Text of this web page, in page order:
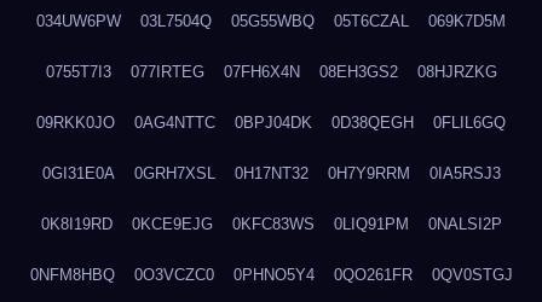
034UW6PW 03L7504Q 05G55WBQ 05T6CZAL 069K7D5M
0755T7I3 077IRTEG 07FH6X4N 08EH3GS2 08HJRZKG
09RKK0JO 0AG4NTTC 0BPJ04DK 0D38QEGH 0FLIL6GQ
0GI31E0A 0GRH7XSL 0H17NT32 0H7Y9RRM 0IA5RSJ3
0K8I19RD 0KCE9EJG 0KFC83WS 0LIQ91PM 0NALSI2P
0NFM8HBQ 0O3VCZC0 0PHNO5Y4 0QO261FR 0QV0STGJ